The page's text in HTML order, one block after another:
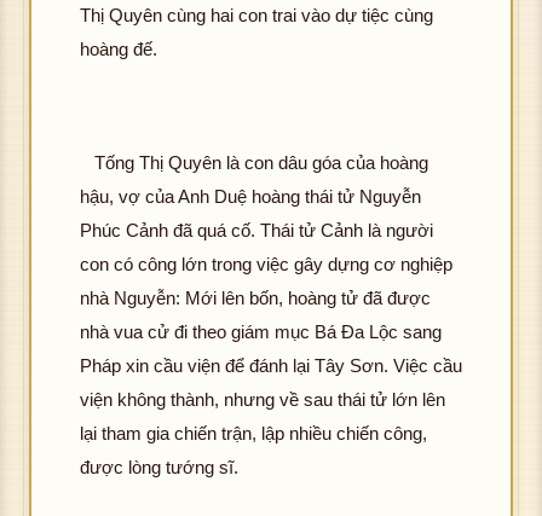
Thị Quyên cùng hai con trai vào dự tiệc cùng
hoàng đế.
Tống Thị Quyên là con dâu góa của hoàng
hậu, vợ của Anh Duệ hoàng thái tử Nguyễn
Phúc Cảnh đã quá cố. Thái tử Cảnh là người
con có công lớn trong việc gây dựng cơ nghiệp
nhà Nguyễn: Mới lên bốn, hoàng tử đã được
nhà vua cử đi theo giám mục Bá Đa Lộc sang
Pháp xin cầu viện để đánh lại Tây Sơn. Việc cầu
viện không thành, nhưng về sau thái tử lớn lên
lại tham gia chiến trận, lập nhiều chiến công,
được lòng tướng sĩ.